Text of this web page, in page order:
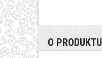
O PRODUKTU